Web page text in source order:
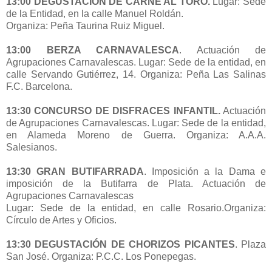
de la Entidad, en la calle Manuel Roldán.
Organiza: Peña Taurina Ruiz Miguel.
13:00 BERZA CARNAVALESCA. Actuación de
Agrupaciones Carnavalescas. Lugar: Sede de la entidad, en
calle Servando Gutiérrez, 14. Organiza: Peña Las Salinas
F.C. Barcelona.
13:30 CONCURSO DE DISFRACES INFANTIL.Actuación
de Agrupaciones Carnavalescas. Lugar: Sede de la entidad,
en Alameda Moreno de Guerra. Organiza: A.A.A.
Salesianos.
13:30 GRAN BUTIFARRADA. Imposición a la Dama e
imposición de la Butifarra de Plata. Actuación de
Agrupaciones Carnavalescas
Lugar: Sede de la entidad, en calle Rosario.Organiza:
Círculo de Artes y Oficios.
13:30 DEGUSTACIÓN DE CHORIZOS PICANTES. Plaza
San José. Organiza: P.C.C. Los Ponepegas.